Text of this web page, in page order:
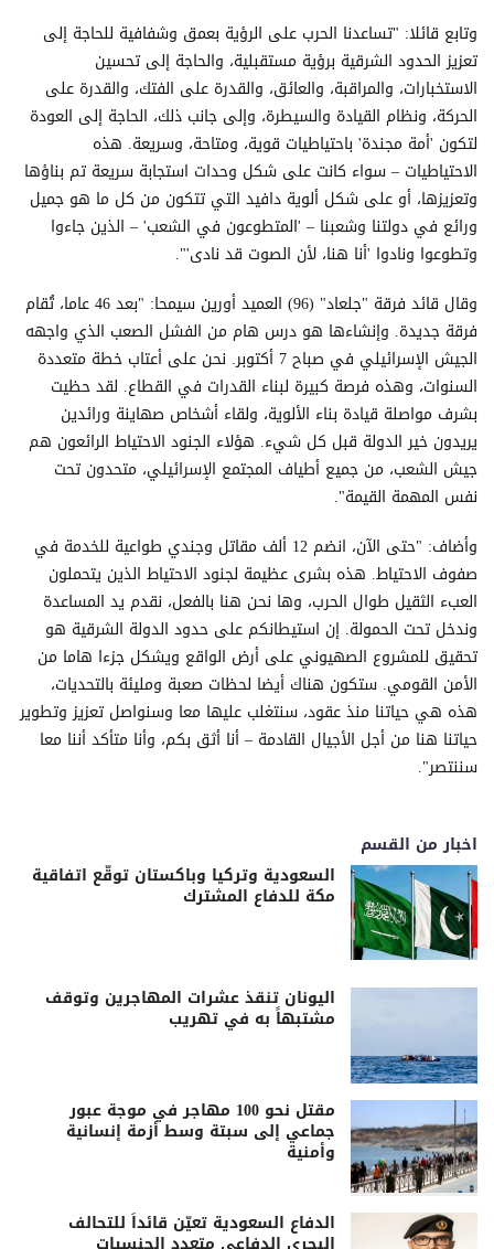
وتابع قائلا: "تساعدنا الحرب على الرؤية بعمق وشفافية للحاجة إلى
تعزيز الحدود الشرقية برؤية مستقبلية، والحاجة إلى تحسين
الاستخبارات، والمراقبة، والعائق، والقدرة على الفتك، والقدرة على
الحركة، ونظام القيادة والسيطرة، وإلى جانب ذلك، الحاجة إلى العودة
لتكون 'أمة مجندة' باحتياطيات قوية، ومتاحة، وسريعة. هذه
الاحتياطيات – سواء كانت على شكل وحدات استجابة سريعة تم بناؤها
وتعزيزها، أو على شكل ألوية دافيد التي تتكون من كل ما هو جميل
ورائع في دولتنا وشعبنا – 'المتطوعون في الشعب' – الذين جاءوا
وتطوعوا ونادوا 'أنا هنا، لأن الصوت قد نادى'".
وقال قائد فرقة "جلعاد" (96) العميد أورين سيمحا: "بعد 46 عاما، تُقام
فرقة جديدة. وإنشاءها هو درس هام من الفشل الصعب الذي واجهه
الجيش الإسرائيلي في صباح 7 أكتوبر. نحن على أعتاب خطة متعددة
السنوات، وهذه فرصة كبيرة لبناء القدرات في القطاع. لقد حظيت
بشرف مواصلة قيادة بناء الألوية، ولقاء أشخاص صهاينة ورائدين
يريدون خير الدولة قبل كل شيء. هؤلاء الجنود الاحتياط الرائعون هم
جيش الشعب، من جميع أطياف المجتمع الإسرائيلي، متحدون تحت
نفس المهمة القيمة".
وأضاف: "حتى الآن، انضم 12 ألف مقاتل وجندي طواعية للخدمة في
صفوف الاحتياط. هذه بشرى عظيمة لجنود الاحتياط الذين يتحملون
العبء الثقيل طوال الحرب، وها نحن هنا بالفعل، نقدم يد المساعدة
وندخل تحت الحمولة. إن استيطانكم على حدود الدولة الشرقية هو
تحقيق للمشروع الصهيوني على أرض الواقع ويشكل جزءا هاما من
الأمن القومي. ستكون هناك أيضا لحظات صعبة ومليئة بالتحديات،
هذه هي حياتنا منذ عقود، سنتغلب عليها معا وسنواصل تعزيز وتطوير
حياتنا هنا من أجل الأجيال القادمة – أنا أثق بكم، وأنا متأكد أننا معا
سننتصر".
اخبار من القسم
السعودية وتركيا وباكستان توقّع اتفاقية
مكة للدفاع المشترك
اليونان تنقذ عشرات المهاجرين وتوقف
مشتبهاً به في تهريب
مقتل نحو 100 مهاجر في موجة عبور
جماعي إلى سبتة وسط أزمة إنسانية
وأمنية
الدفاع السعودية تعيّن قائداً للتحالف